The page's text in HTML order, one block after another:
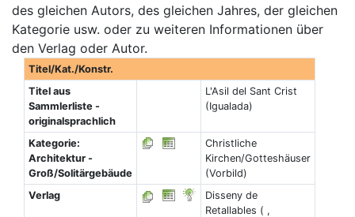
des gleichen Autors, des gleichen Jahres, der gleichen
Kategorie usw. oder zu weiteren Informationen über
den Verlag oder Autor.
Titel/Kat./Konstr.
Titel aus
Sammlerliste -
originalsprachlich
L'Asil del Sant Crist
(Igualada)
Kategorie:
Architektur -
Groß/Solitärgebäude
Christliche
Kirchen/Gotteshäuser
(Vorbild)
Verlag
Disseny de
Retallables ( ,